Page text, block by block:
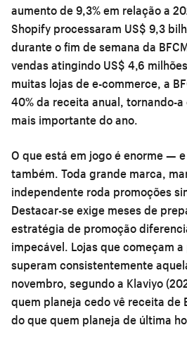
aumento de 9,3% em relação a
Shopify processaram US$ 9,3
durante o fim de semana da
vendas atingindo US$ 4,6
muitas lojas de e-commerce, a
40% da receita anual, tornando-
mais importante do ano.
O que está em jogo é enorme —
também. Toda grande marca,
independente roda promoções
Destacar-se exige meses de
estratégia de promoção
impecável. Lojas que começam
superam consistentemente
novembro, segundo a Klaviyo
quem planeja cedo vê receita de
do que quem planeja de última